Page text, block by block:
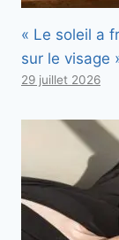
« Le soleil a
sur le visage
29 juillet 2026